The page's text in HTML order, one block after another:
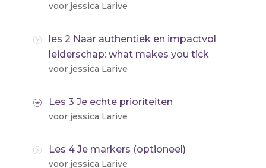
voor jessica Larive
les 2 Naar authentiek en impactvol
leiderschap: what makes you tick
voor jessica Larive
Les 3 Je echte prioriteiten
voor jessica Larive
Les 4 Je markers (optioneel)
voor jessica Larive